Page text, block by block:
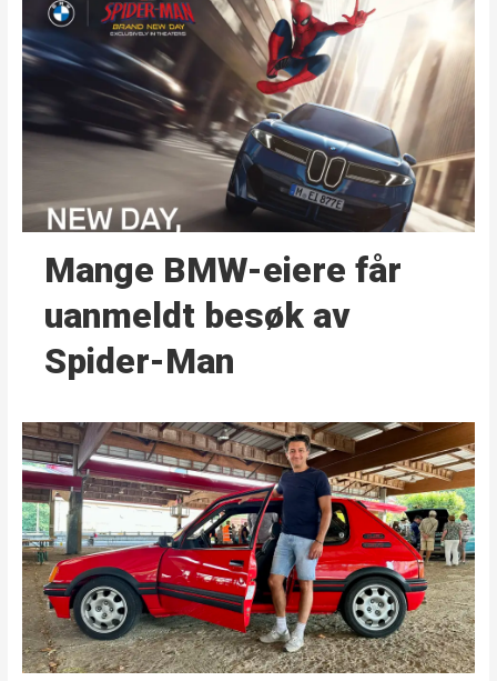
Mange BMW-eiere får
uanmeldt besøk av
Spider-Man